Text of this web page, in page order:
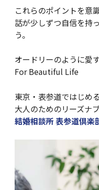
これらのポイントを意
話が少しずつ自信を持
う。
オードリーのように愛
For Beautiful Life
東京・表参道ではじめる
大人のためのリーズナ
結婚相談所 表参道倶楽